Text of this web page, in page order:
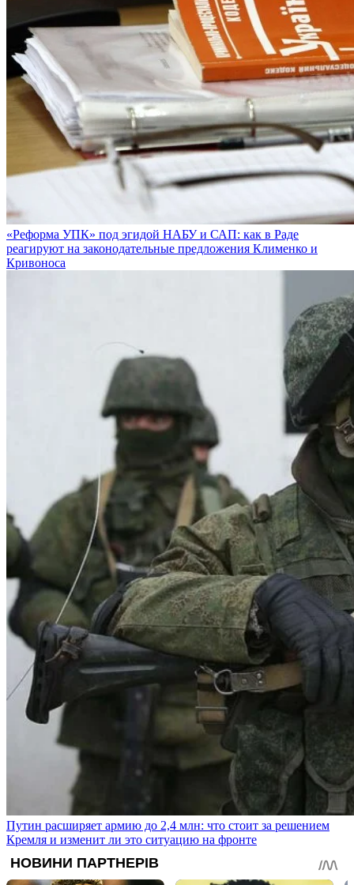
«Реформа УПК» под эгидой НАБУ и САП: как в Раде
реагируют на законодательные предложения Клименко и
Кривоноса
Путин расширяет армию до 2,4 млн: что стоит за решением
Кремля и изменит ли это ситуацию на фронте